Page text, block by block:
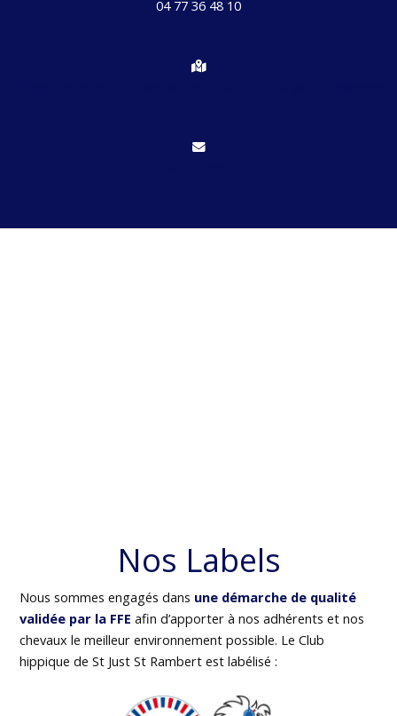
04 77 36 48 10
Nos Labels
Nous sommes engagés dans une démarche de qualité
validée par la FFE afin d’apporter à nos adhérents et nos
chevaux le meilleur environnement possible. Le Club
hippique de St Just St Rambert est labélisé :